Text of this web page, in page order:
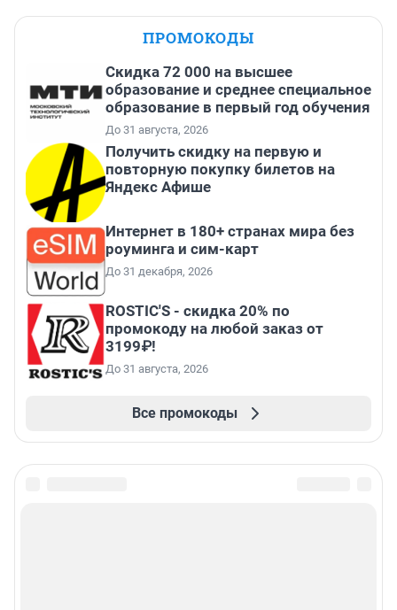
ПРОМОКОДЫ
Скидка 72 000 на высшее
образование и среднее специальное
образование в первый год обучения
До 31 августа, 2026
Получить скидку на первую и
повторную покупку билетов на
Яндекс Афише
Интернет в 180+ странах мира без
роуминга и сим-карт
До 31 декабря, 2026
ROSTIC'S - скидка 20% по
промокоду на любой заказ от
3199₽!
До 31 августа, 2026
Все промокоды